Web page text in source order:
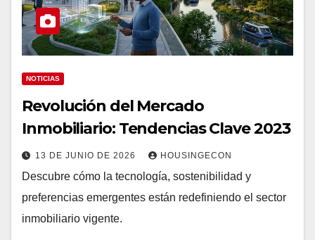
NOTICIAS
Revolución del Mercado
Inmobiliario: Tendencias Clave 2023
13 DE JUNIO DE 2026 HOUSINGECON
Descubre cómo la tecnología, sostenibilidad y
preferencias emergentes están redefiniendo el sector
inmobiliario vigente.